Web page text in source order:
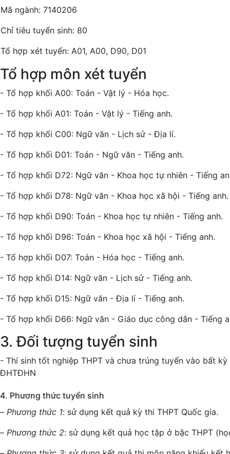
Mã ngành: 7140206
Chỉ tiêu tuyển sinh: 80
Tổ hợp xét tuyển: A01, A00, D90, D01
Tổ hợp môn xét tuyển
- Tổ hợp khối A00: Toán - Vật lý - Hóa học.
- Tổ hợp khối A01: Toán - Vật lý - Tiếng anh.
- Tổ hợp khối C00: Ngữ văn - Lịch sử - Địa lí.
- Tổ hợp khối D01: Toán - Ngữ văn - Tiếng anh.
- Tổ hợp khối D72: Ngữ văn - Khoa học tự nhiên - Tiếng
- Tổ hợp khối D78: Ngữ văn - Khoa học xã hội - Tiếng anh.
- Tổ hợp khối D90: Toán - Khoa học tự nhiên - Tiếng anh.
- Tổ hợp khối D96: Toán - Khoa học xã hội - Tiếng anh.
- Tổ hợp khối D07: Toán - Hóa học - Tiếng anh.
- Tổ hợp khối D14: Ngữ văn - Lịch sử - Tiếng anh.
- Tổ hợp khối D15: Ngữ văn - Địa lí - Tiếng anh.
- Tổ hợp khối D66: Ngữ văn - Giáo dục công dân - Tiếng
3. Đối tượng tuyển sinh
- Thí sinh tốt nghiệp THPT và chưa trúng tuyển vào bất
ĐHTĐHN
4. Phương thức tuyển sinh
– Phương thức 1: sử dụng kết quả kỳ thi THPT Quốc gia.
– Phương thức 2: sử dụng kết quả học tập ở bậc THPT